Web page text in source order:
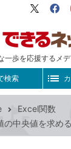
一歩を応援するメ
X（旧
検索
Excel関数
の中央値を求める